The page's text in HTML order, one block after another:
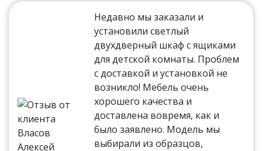
Недавно мы заказали и
установили светлый
двухдверный шкаф с ящиками
для детской комнаты. Проблем
с доставкой и установкой не
возникло! Мебель очень
хорошего качества и
доставлена вовремя, как и
было заявлено. Модель мы
выбирали из образцов,